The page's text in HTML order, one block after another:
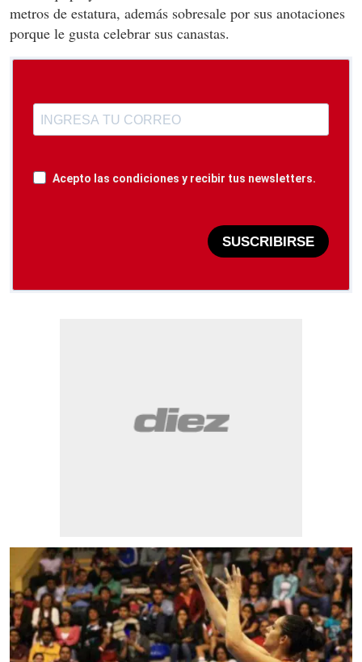
metros de estatura, además sobresale por sus anotaciones
porque le gusta celebrar sus canastas.
Acepto las condiciones y recibir tus newsletters.
SUSCRIBIRSE